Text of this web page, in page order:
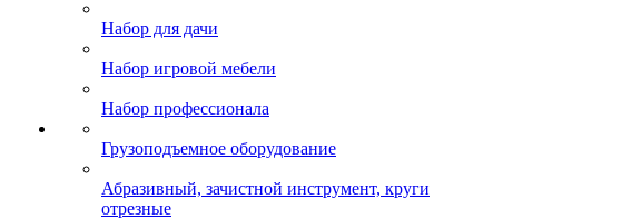
Набор для дачи
Набор игровой мебели
Набор профессионала
Грузоподъемное оборудование
Абразивный, зачистной инструмент, круги
отрезные